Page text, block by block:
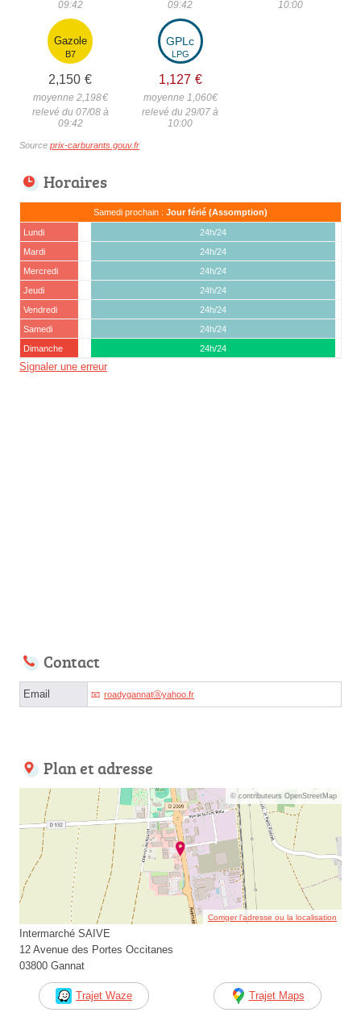
09:42
09:42
10:00
Gazole
B7
2,150 €
moyenne 2,198€
relevé du 07/08 à
09:42
GPLc
LPG
1,127 €
moyenne 1,060€
relevé du 29/07 à
10:00
Source prix-carburants.gouv.fr
Horaires
Samedi prochain : Jour férié (Assomption)
Lundi
24h/24
Mardi
24h/24
Mercredi
24h/24
Jeudi
24h/24
Vendredi
24h/24
Samedi
24h/24
Dimanche
24h/24
Signaler une erreur
Contact
Email roadygannatⓐyahoo.fr
Plan et adresse
© contributeurs OpenStreetMap
Corriger l’adresse ou la localisation
Intermarché SAIVE
12 Avenue des Portes Occitanes
03800 Gannat
Trajet Waze Trajet Maps